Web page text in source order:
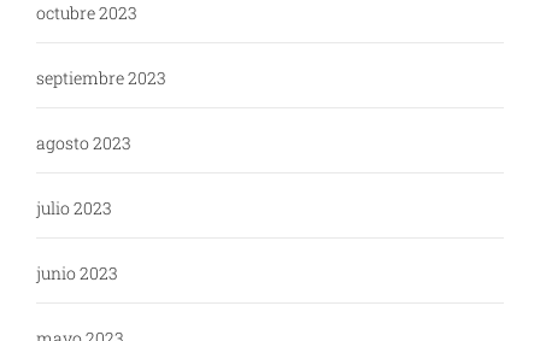
octubre 2023
septiembre 2023
agosto 2023
julio 2023
junio 2023